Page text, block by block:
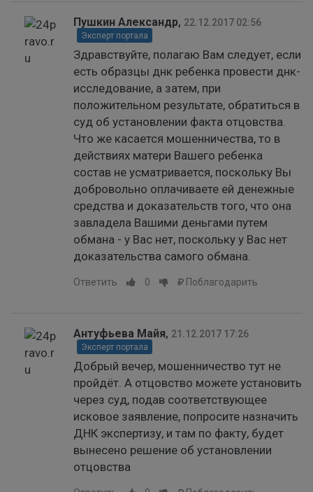
Пушкин Александр, 22.12.2017 02:56
Эксперт портала
Здравствуйте, полагаю Вам следует, если
есть образцы днк ребенка провести днк-
исследование, а затем, при
положительном результате, обратиться в
суд об установлении факта отцовства.
Что же касается мошенничества, то в
действиях матери Вашего ребенка
состав не усматривается, поскольку Вы
добровольно оплачиваете ей денежные
средства и доказательств того, что она
завладела Вашими деньгами путем
обмана - у Вас нет, поскольку у Вас нет
доказательства самого обмана.
Ответить 0 Поблагодарить
Антуфьева Майя, 21.12.2017 17:26
Эксперт портала
Добрый вечер, мошенничество тут не
пройдёт. А отцовство можете установить
через суд, подав соответствующее
исковое заявление, попросите назначить
ДНК экспертизу, и там по факту, будет
вынесено решение об установлении
отцовства